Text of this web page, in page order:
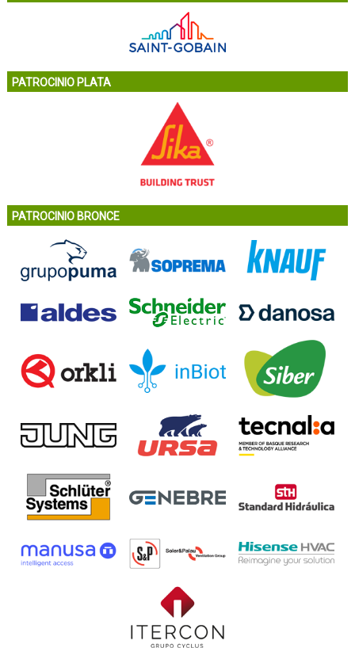
PATROCINIO PLATA
PATROCINIO BRONCE